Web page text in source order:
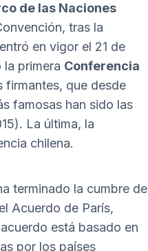
de las Naciones
tras la
en vigor el 21 de
la primera Conferencia
firmantes, que desde
famosas han sido las
La última, la
chilena.
terminado la cumbre de
Acuerdo de París,
está basado en
por los países